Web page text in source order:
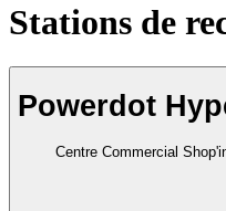
Stations de
Powerdot
Centre Commercial